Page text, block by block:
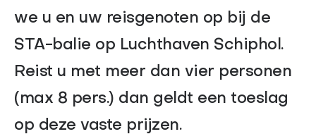
FAQ
Contact
we u en uw reisgenoten op bij de
STA-balie op Luchthaven Schiphol.
Reist u met meer dan vier personen
(max 8 pers.) dan geldt een toeslag
op deze vaste prijzen.